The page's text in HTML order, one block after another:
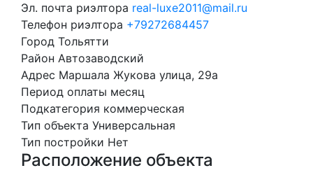
Эл. почта риэлтора real-luxe2011@mail.ru
Телефон риэлтора +79272684457
Город Тольятти
Район Автозаводский
Адрес Маршала Жукова улица, 29а
Период оплаты месяц
Подкатегория коммерческая
Тип объекта Универсальная
Тип постройки Нет
Расположение объекта